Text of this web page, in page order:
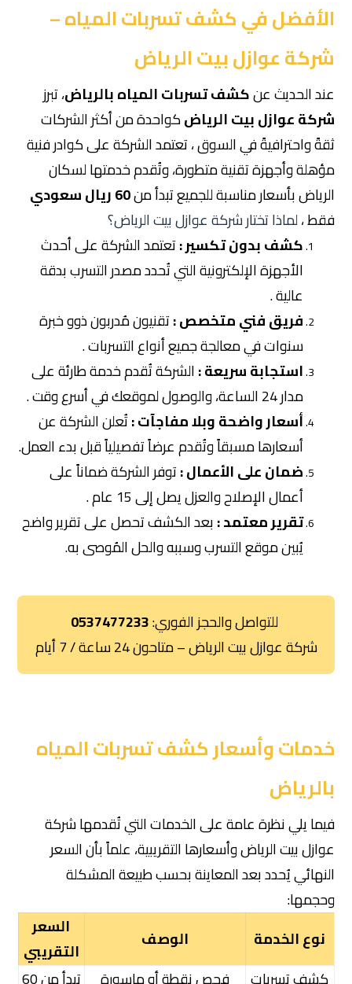
الأفضل في كشف تسربات المياه –
شركة عوازل بيت الرياض
عند الحديث عنكشف تسربات المياه بالرياض، تبرز
شركة عوازل بيت الرياضكواحدة من أكثر الشركات
ثقةً واحترافيةً في السوق ، تعتمد الشركة على كوادر فنية
مؤهلة وأجهزة تقنية متطورة، وتُقدم خدمتها لسكان
الرياض بأسعار مناسبة للجميع تبدأ من60 ريال سعودي
فقط ،لماذا تختار شركة عوازل بيت الرياض؟
كشف بدون تكسير :تعتمد الشركة على أحدث
الأجهزة الإلكترونية التي تُحدد مصدر التسرب بدقة
عالية .
فريق فني متخصص :تقنيون مُدربون ذوو خبرة
سنوات في معالجة جميع أنواع التسربات .
استجابة سريعة :الشركة تُقدم خدمة طارئة على
مدار 24 الساعة، والوصول لموقعك في أسرع وقت .
أسعار واضحة وبلا مفاجآت :تُعلن الشركة عن
أسعارها مسبقاً وتُقدم عرضاً تفصيلياً قبل بدء العمل.
ضمان على الأعمال :توفر الشركة ضماناً على
أعمال الإصلاح والعزل يصل إلى 15 عام .
تقرير معتمد :بعد الكشف تحصل على تقرير واضح
يُبين موقع التسرب وسببه والحل المُوصى به.
للتواصل والحجز الفوري:0537477233
شركة عوازل بيت الرياض – متاحون 24 ساعة / 7 أيام
خدمات وأسعار كشف تسربات المياه
بالرياض
فيما يلي نظرة عامة على الخدمات التي تُقدمها شركة
عوازل بيت الرياض وأسعارها التقريبية، علماً بأن السعر
النهائي يُحدد بعد المعاينة بحسب طبيعة المشكلة
وحجمها:
نوع الخدمة
الوصف
السعر
التقريبي